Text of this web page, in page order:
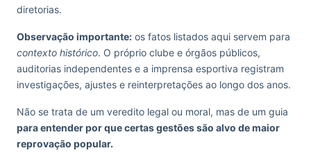
diretorias.
Observação importante: os fatos listados aqui servem para
contexto histórico. O próprio clube e órgãos públicos,
auditorias independentes e a imprensa esportiva registram
investigações, ajustes e reinterpretações ao longo dos anos.
Não se trata de um veredito legal ou moral, mas de um guia
para entender por que certas gestões são alvo de maior
reprovação popular.